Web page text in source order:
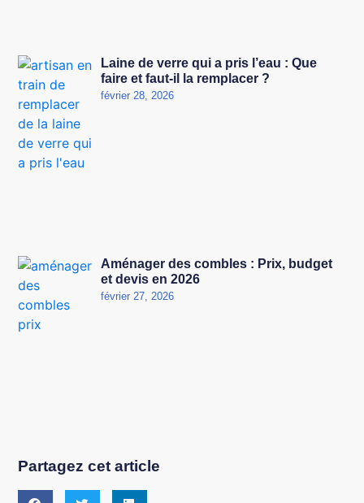
Laine de verre qui a pris l’eau : Que
faire et faut-il la remplacer ?
février 28, 2026
Aménager des combles : Prix, budget
et devis en 2026
février 27, 2026
Partagez cet article